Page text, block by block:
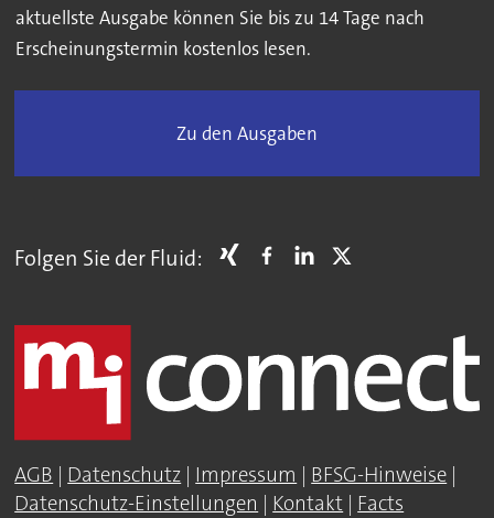
aktuellste Ausgabe können Sie bis zu 14 Tage nach
Erscheinungstermin kostenlos lesen.
Zu den Ausgaben
Folgen Sie der Fluid:
AGB | Datenschutz | Impressum | BFSG-Hinweise |
Datenschutz-Einstellungen | Kontakt | Facts